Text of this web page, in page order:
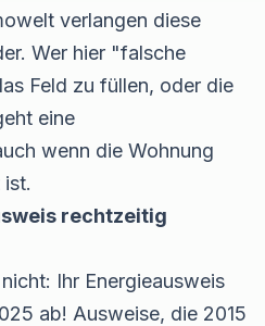
verlangen diese
Wer hier "falsche
Feld zu füllen, oder die
eine
wenn die Wohnung
rechtzeitig
Ihr Energieausweis
ab! Ausweise, die 2015